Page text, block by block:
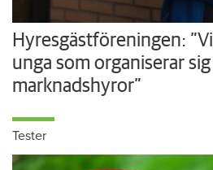
Hyresgästföreningen:
unga som organiserar
marknadshyror”
Tester